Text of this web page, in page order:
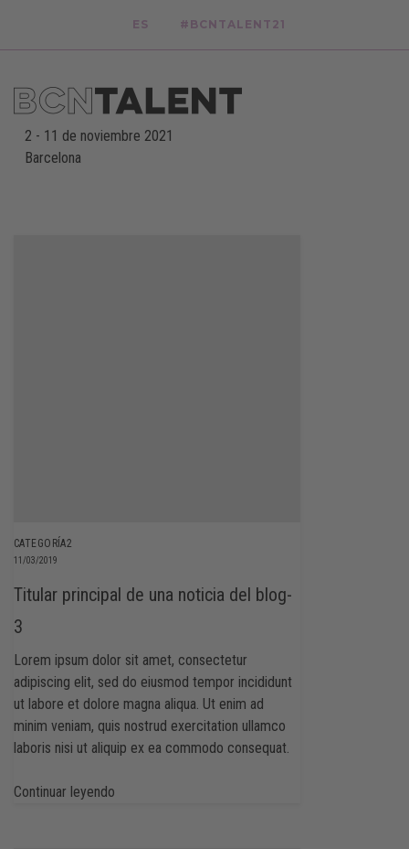
ES #BCNTALENT21
2 - 11 de noviembre 2021
Barcelona
CATEGORÍA2
11/03/2019
Titular principal de una noticia del blog-
3
Lorem ipsum dolor sit amet, consectetur
adipiscing elit, sed do eiusmod tempor incididunt
ut labore et dolore magna aliqua. Ut enim ad
minim veniam, quis nostrud exercitation ullamco
laboris nisi ut aliquip ex ea commodo consequat.
Continuar leyendo